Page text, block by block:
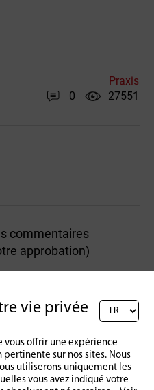
Praxis
0 27551
commentaires
approbation)
:
vie privée
vous offrir une expérience
sur nos sites. Nous
utiliserons uniquement les
vous avez indiqué votre